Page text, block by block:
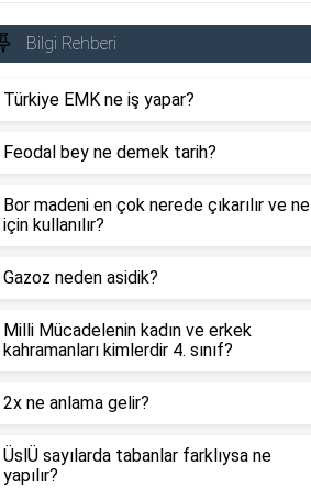
Bilgi Rehberi
Türkiye EMK ne iş yapar?
Feodal bey ne demek tarih?
Bor madeni en çok nerede çıkarılır ve ne
için kullanılır?
Gazoz neden asidik?
Milli Mücadelenin kadın ve erkek
kahramanları kimlerdir 4. sınıf?
2x ne anlama gelir?
ÜslÜ sayılarda tabanlar farklıysa ne
yapılır?